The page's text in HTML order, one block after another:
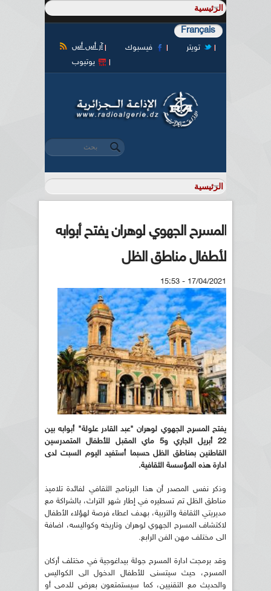
Français
آر أس أس فيسبوك
تويتر
يوتيوب
استمارة البحث
‏بحث ‏
المسرح الجهوي لوهران يفتح أبوابه
لأطفال مناطق الظل
17/04/2021 - 15:53
يفتح المسرح الجهوي لوهران "عبد القادر علولة" أبوابه بين
22 أبريل الجاري و5 ماي المقبل للأطفال المتمدرسين
القاطنين بمناطق الظل حسبما أستفيد اليوم السبت لدى
ادارة هذه المؤسسة الثقافية.
وذكر نفس المصدر أن هذا البرنامج الثقافي لفائدة تلاميذ
مناطق الظل تم تسطيره في إطار شهر التراث، بالشراكة مع
مديريتي الثقافة والتربية، بهدف اعطاء فرصة لهؤلاء الأطفال
لاكتشاف المسرح الجهوي لوهران وتاريخه وكواليسه، اضافة
الى مختلف مهن الفن الرابع.
وقد برمجت ادارة المسرح جولة بيداغوجية في مختلف أركان
المسرح، حيث سيتسنى للأطفال الدخول الى الكواليس
والحديث مع التقنيين، كما سيستمتعون بعرض للدمى أو